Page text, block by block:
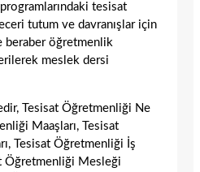
tesisat
tutum ve davranışlar için
beraber öğretmenlik
meslek dersi
Tesisat Öğretmenliği Ne
Maaşları, Tesisat
Tesisat Öğretmenliği İş
Öğretmenliği Mesleği